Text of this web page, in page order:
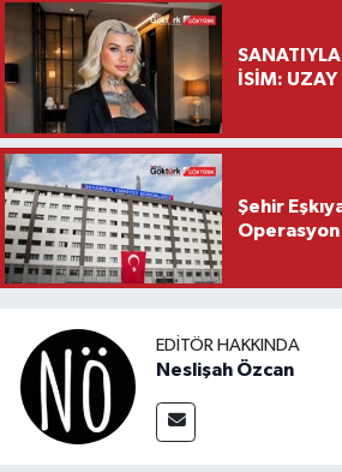
İSİM:
Şehir
Operasyon
EDITÖR HAKKINDA
Neslişah Özcan